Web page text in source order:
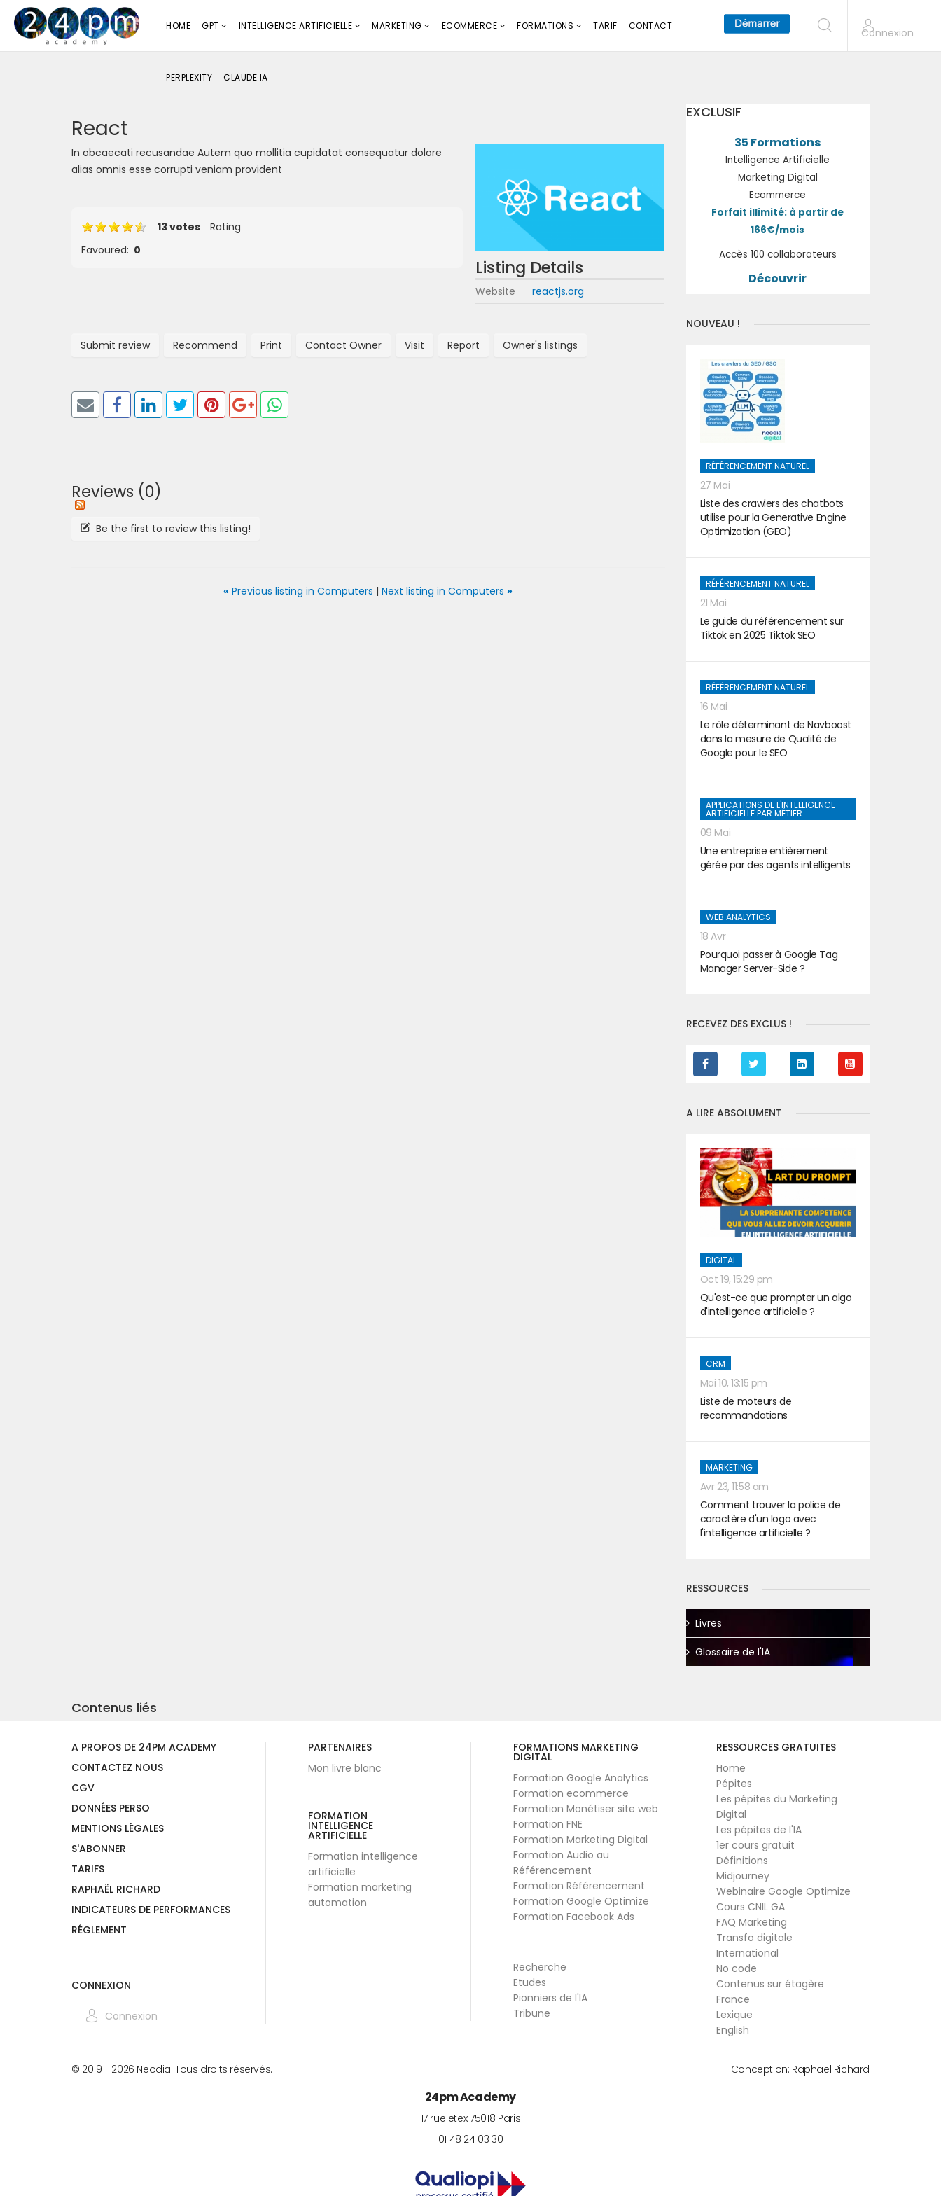
HOME GPT INTELLIGENCE ARTIFICIELLE MARKETING ECOMMERCE FORMATIONS TARIF CONTACT
PERPLEXITY CLAUDE IA
Connexion
React
In obcaecati recusandae Autem quo mollitia cupidatat consequatur dolore
alias omnis esse corrupti veniam provident
Rating
13 votes
Favoured: 0
Listing Details
Website reactjs.org
Submit review Recommend Print Contact Owner Visit Report Owner's listings
Reviews (0)
Be the first to review this listing!
« Previous listing in Computers |Next listing in Computers »
EXCLUSIF
35 Formations
Intelligence Artificielle
Marketing Digital
Ecommerce
Forfait illimité: à partir de
166€/mois
Accès 100 collaborateurs
Découvrir
NOUVEAU !
RÉFÉRENCEMENT NATUREL
27 Mai
Liste des crawlers des chatbots
utilise pour la Generative Engine
Optimization (GEO)
RÉFÉRENCEMENT NATUREL
21 Mai
Le guide du référencement sur
Tiktok en 2025 Tiktok SEO
RÉFÉRENCEMENT NATUREL
16 Mai
Le rôle déterminant de Navboost
dans la mesure de Qualité de
Google pour le SEO
APPLICATIONS DE L'INTELLIGENCE
ARTIFICIELLE PAR MÉTIER
09 Mai
Une entreprise entièrement
gérée par des agents intelligents
WEB ANALYTICS
18 Avr
Pourquoi passer à Google Tag
Manager Server-Side ?
RECEVEZ DES EXCLUS !
A LIRE ABSOLUMENT
DIGITAL
Oct 19, 15:29 pm
Qu'est-ce que prompter un algo
d'intelligence artificielle ?
CRM
Mai 10, 13:15 pm
Liste de moteurs de
recommandations
MARKETING
Avr 23, 11:58 am
Comment trouver la police de
caractère d'un logo avec
l'intelligence artificielle ?
RESSOURCES
Livres
Glossaire de l'IA
Contenus liés
A PROPOS DE 24PM ACADEMY
CONTACTEZ NOUS
CGV
DONNÉES PERSO
MENTIONS LÉGALES
S'ABONNER
TARIFS
RAPHAËL RICHARD
INDICATEURS DE PERFORMANCES
RÉGLEMENT
CONNEXION
Connexion
PARTENAIRES
Mon livre blanc
FORMATION
INTELLIGENCE
ARTIFICIELLE
Formation intelligence
artificielle
Formation marketing
automation
FORMATIONS MARKETING
DIGITAL
Formation Google Analytics
Formation ecommerce
Formation Monétiser site web
Formation FNE
Formation Marketing Digital
Formation Audio au
Référencement
Formation Référencement
Formation Google Optimize
Formation Facebook Ads
Recherche
Etudes
Pionniers de l'IA
Tribune
RESSOURCES GRATUITES
Home
Pépites
Les pépites du Marketing
Digital
Les pépites de l'IA
1er cours gratuit
Définitions
Midjourney
Webinaire Google Optimize
Cours CNIL GA
FAQ Marketing
Transfo digitale
International
No code
Contenus sur étagère
France
Lexique
English
© 2019 - 2026 Neodia. Tous droits réservés. Conception: Raphaël Richard
24pm Academy
17 rue etex 75018 Paris
01 48 24 03 30